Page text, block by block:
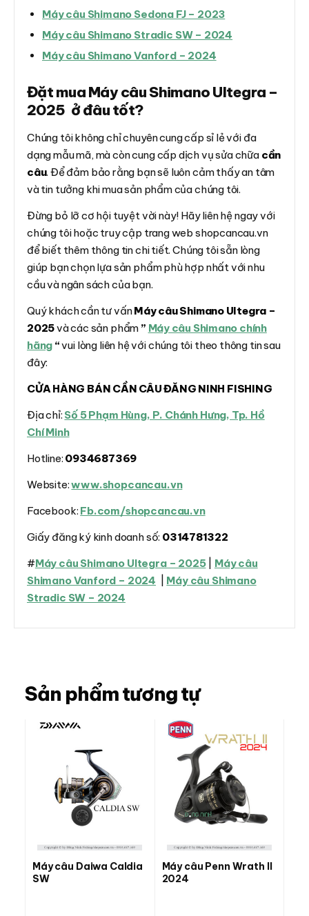
Máy câu Shimano Sedona FJ – 2023
Máy câu Shimano Stradic SW – 2024
Máy câu Shimano Vanford – 2024
Đặt mua Máy câu Shimano Ultegra –
2025 ở đâu tốt?
Chúng tôi không chỉ chuyên cung cấp sỉ lẻ với đa
dạng mẫu mã, mà còn cung cấp dịch vụ sửa chữa cần
câu. Để đảm bảo rằng bạn sẽ luôn cảm thấy an tâm
và tin tưởng khi mua sản phẩm của chúng tôi.
Đừng bỏ lỡ cơ hội tuyệt vời này! Hãy liên hệ ngay với
chúng tôi hoặc truy cập trang web shopcancau.vn
để biết thêm thông tin chi tiết. Chúng tôi sẵn lòng
giúp bạn chọn lựa sản phẩm phù hợp nhất với nhu
cầu và ngân sách của bạn.
Quý khách cần tư vấnMáy câu Shimano Ultegra –
2025và các sản phẩm ” Máy câu Shimano chính
hãng “vui lòng liên hệ với chúng tôi theo thông tin sau
đây:
CỬA HÀNG BÁN CẦN CÂU ĐĂNG NINH FISHING
Địa chỉ: Số 5 Phạm Hùng, P. Chánh Hưng, Tp. Hồ
Chí Minh
Hotline: 0934687369
Website:www.shopcancau.vn
Facebook: Fb.com/shopcancau.vn
Giấy đăng ký kinh doanh số: 0314781322
#Máy câu Shimano Ultegra – 2025| Máy câu
Shimano Vanford – 2024
Máy câu Shimano
Stradic SW – 2024
Sản phẩm tương tự
Máy câu Daiwa Caldia
SW
Máy câu Penn Wrath II
2024